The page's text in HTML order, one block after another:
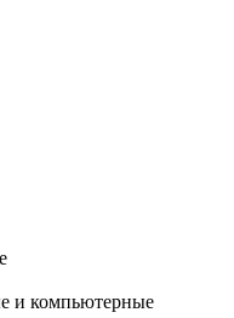
и компьютерные